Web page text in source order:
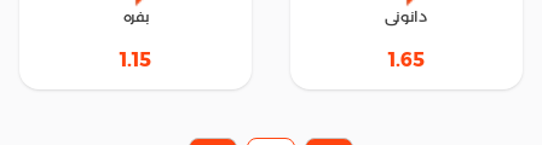
دانونى
1.65
بفره
1.15